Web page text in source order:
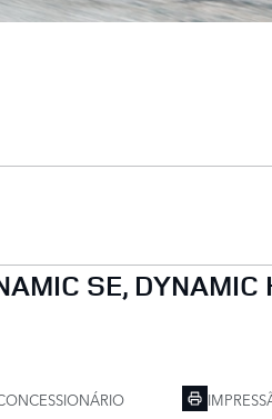
SE, DYNAMIC